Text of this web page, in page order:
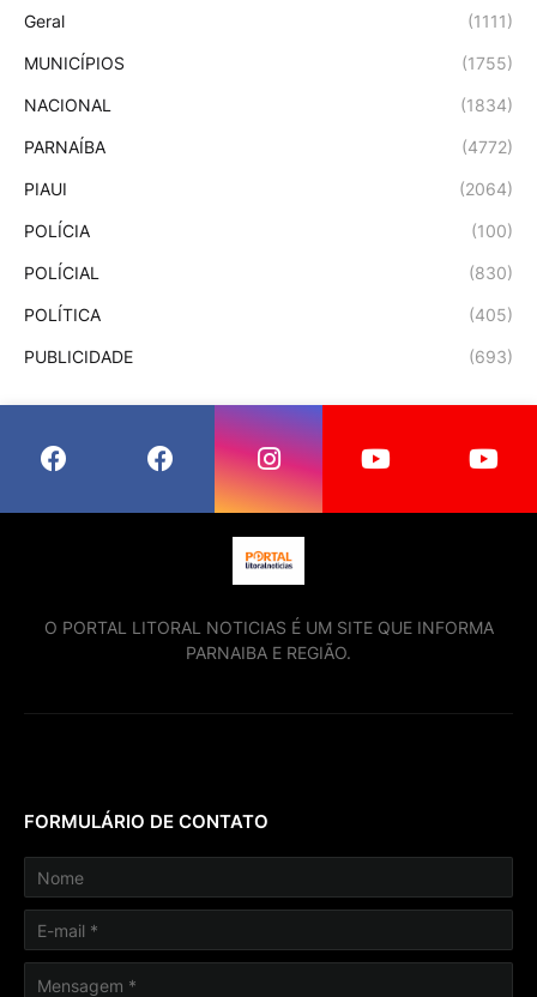
Geral (1111)
MUNICÍPIOS (1755)
NACIONAL (1834)
PARNAÍBA (4772)
PIAUI (2064)
POLÍCIA (100)
POLÍCIAL (830)
POLÍTICA (405)
PUBLICIDADE (693)
O PORTAL LITORAL NOTICIAS É UM SITE QUE INFORMA
PARNAIBA E REGIÃO.
FORMULÁRIO DE CONTATO